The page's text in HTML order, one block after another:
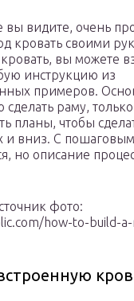
вы видите, очень
кровать своими
вы можете
инструкцию из
примеров.
сделать раму,
планы, чтобы
и вниз. С
но описание
фото:
how-to-build-